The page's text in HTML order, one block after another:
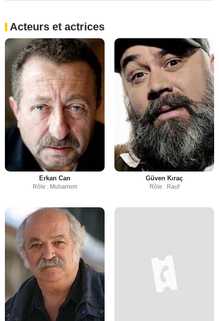
Acteurs et actrices
Erkan Can
Rôle : Muharrem
Güven Kıraç
Rôle : Rauf